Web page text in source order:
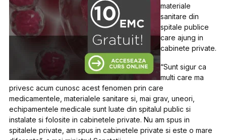
materiale
sanitare din
spitale publice
care ajung in
cabinete private.
“Sunt sigur ca
multi care ma
privesc acum cunosc acest fenomen prin care
medicamentele, materialele sanitare si, mai grav, uneori,
echipamentele medicale sunt luate din spitalul public si
instalate si folosite in cabinetele private. Nu am spus in
spitalele private, am spus in cabinetele private si este o mare